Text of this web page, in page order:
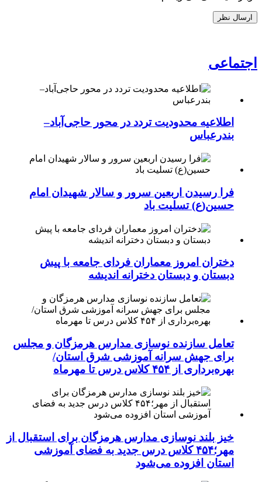
اجتماعی
اطلاعیه محدودیت تردد در محور حاجی‌آباد–
بندرعباس
فرا رسیدن اربعین سرور و سالار شهیدان امام
حسین(ع) تسلیت باد
دختران امروز معماران فردای جامعه با پیش
دبستان و دبستان دخترانه اندیشه
تعامل سازنده نوسازی مدارس هرمزگان و مجلس
برای جهش سرانه آموزشی شرق استان/
بهره‌برداری از ۴۵۴ کلاس درس تا مهرماه
خیز بلند نوسازی مدارس هرمزگان برای استقبال از
مهر؛۴۵۴ کلاس درس جدید به فضای آموزشی
استان افزوده می‌شود